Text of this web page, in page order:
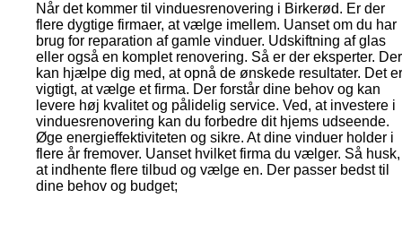
Når det kommer til vinduesrenovering i Birkerød. Er der
flere dygtige firmaer, at vælge imellem. Uanset om du har
brug for reparation af gamle vinduer. Udskiftning af glas
eller også en komplet renovering. Så er der eksperter. Der
kan hjælpe dig med, at opnå de ønskede resultater. Det er
vigtigt, at vælge et firma. Der forstår dine behov og kan
levere høj kvalitet og pålidelig service. Ved, at investere i
vinduesrenovering kan du forbedre dit hjems udseende.
Øge energieffektiviteten og sikre. At dine vinduer holder i
flere år fremover. Uanset hvilket firma du vælger. Så husk,
at indhente flere tilbud og vælge en. Der passer bedst til
dine behov og budget;